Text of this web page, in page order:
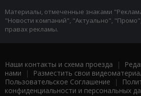
Материалы, отмеченные знаками
"Новости компаний", "Актуально",
правах рекламы.
Наши контакты и схема проезда |
нами | Разместить свои
Пользовательское Соглашение |
конфиденциальности и персональных